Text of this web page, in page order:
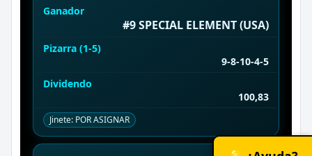
Ganador
#9 SPECIAL ELEMENT (USA)
Pizarra (1-5)
9-8-10-4-5
Dividendo
100,83
Jinete: POR ASIGNAR